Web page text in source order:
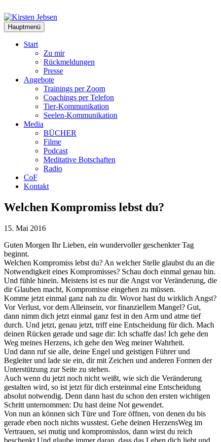
Inhalt
springen
Hauptmenü
Start
Zu mir
Rückmeldungen
Presse
Angebote
Trainings per Zoom
Coachings per Telefon
Tier-Kommunikation
Seelen-Kommunikation
Media
BÜCHER
Filme
Podcast
Meditative Botschaften
Radio
CoF
Kontakt
Welchen Kompromiss lebst du?
15. Mai 2016
Guten Morgen Ihr Lieben, ein wundervoller geschenkter Tag
beginnt.
Welchen Kompromiss lebst du? An welcher Stelle glaubst du an die
Notwendigkeit eines Kompromisses? Schau doch einmal genau hin.
Und fühle hinein. Meistens ist es nur die Angst vor Veränderung, die
dir Glauben macht, Kompromisse eingehen zu müssen.
Komme jetzt einmal ganz nah zu dir. Wovor hast du wirklich Angst?
Vor Verlust, vor dem Alleinsein, vor finanziellem Mangel? Gut,
dann nimm dich jetzt einmal ganz fest in den Arm und atme tief
durch. Und jetzt, genau jetzt, triff eine Entscheidung für dich. Mach
deinen Rücken gerade und sage dir: Ich schaffe das! Ich gehe den
Weg meines Herzens, ich gehe den Weg meiner Wahrheit.
Und dann ruf sie alle, deine Engel und geistigen Führer und
Begleiter und lade sie ein, dir mit Zeichen und anderen Formen der
Unterstützung zur Seite zu stehen.
Auch wenn du jetzt noch nicht weißt, wie sich die Veränderung
gestalten wird, so ist jetzt für dich ersteinmal eine Entscheidung
absolut notwendig. Denn dann hast du schon den ersten wichtigen
Schritt unternommen: Du hast deine Not gewendet.
Von nun an können sich Türe und Tore öffnen, von denen du bis
gerade eben noch nichts wusstest. Gehe deinen HerzensWeg im
Vertrauen, sei mutig und kompromisslos, dann wirst du reich
beschenkt.Und glaube immer daran, dass das Leben dich liebt und